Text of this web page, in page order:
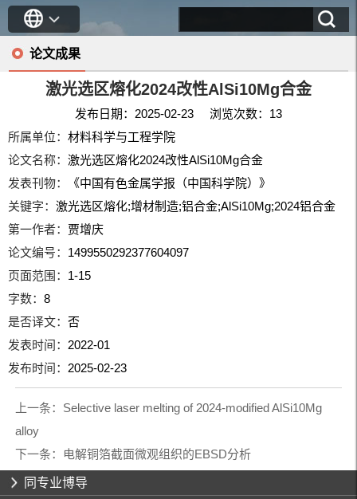
论文成果
激光选区熔化2024改性AlSi10Mg合金
发布日期：2025-02-23 浏览次数： 13
所属单位：材料科学与工程学院
论文名称：激光选区熔化2024改性AlSi10Mg合金
发表刊物：
《中国有色金属学报（中国科学院）》
关键字：激光选区熔化;增材制造;铝合金;AlSi10Mg;2024铝合金
第一作者： 贾增庆
论文编号： 1499550292377604097
页面范围： 1-15
字数：8
是否译文：否
发表时间： 2022-01
发布时间： 2025-02-23
上一条： Selective laser melting of 2024-modified AlSi10Mg
alloy
下一条：
电解铜箔截面微观组织的EBSD分析
同专业博导